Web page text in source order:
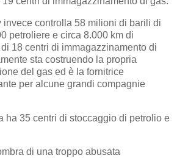
controlla 58 milioni di barili di
petroliere e circa 8.000 km di
18 centri di immagazzinamento di
sta costruendo la propria
del gas ed è la fornitrice
per alcune grandi compagnie
ha 35 centri di stoccaggio di petrolio e
di una troppo abusata